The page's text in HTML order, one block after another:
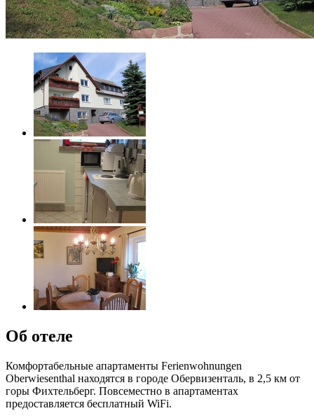
Об отеле
Комфортабельные апартаменты Ferienwohnungen
Oberwiesenthal находятся в городе Обервизенталь, в 2,5 км от
горы Фихтельберг. Повсеместно в апартаментах
предоставляется бесплатный WiFi.